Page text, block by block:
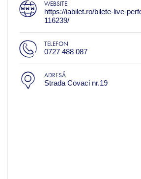
WEBSITE
https://iabilet.ro/bilete-live-
116239/
TELEFON
0727 488 087
ADRESĂ
Strada Covaci nr.19